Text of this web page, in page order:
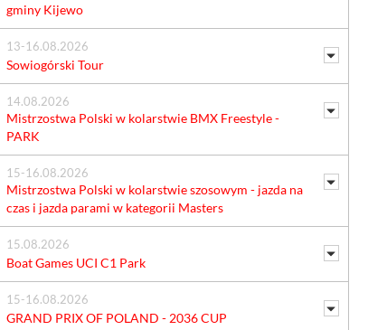
gminy Kijewo
13-16.08.2026
Sowiogórski Tour
14.08.2026
Mistrzostwa Polski w kolarstwie BMX Freestyle -
PARK
15-16.08.2026
Mistrzostwa Polski w kolarstwie szosowym - jazda na
czas i jazda parami w kategorii Masters
15.08.2026
Boat Games UCI C1 Park
15-16.08.2026
GRAND PRIX OF POLAND - 2036 CUP